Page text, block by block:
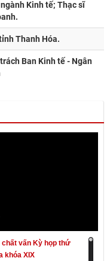
Kinh tế; Thạc sĩ
Thanh Hóa.
Ban Kinh tế - Ngân
vấn Kỳ họp thứ
khóa XIX